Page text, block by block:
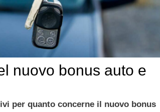
nuovo bonus auto e
per quanto concerne il nuovo bonus